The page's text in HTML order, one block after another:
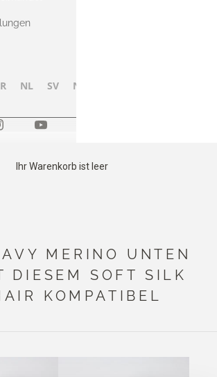
NL SV NB
Ihr Warenkorb ist leer
MERINO UNTEN
DIESEM SOFT SILK
KOMPATIBEL